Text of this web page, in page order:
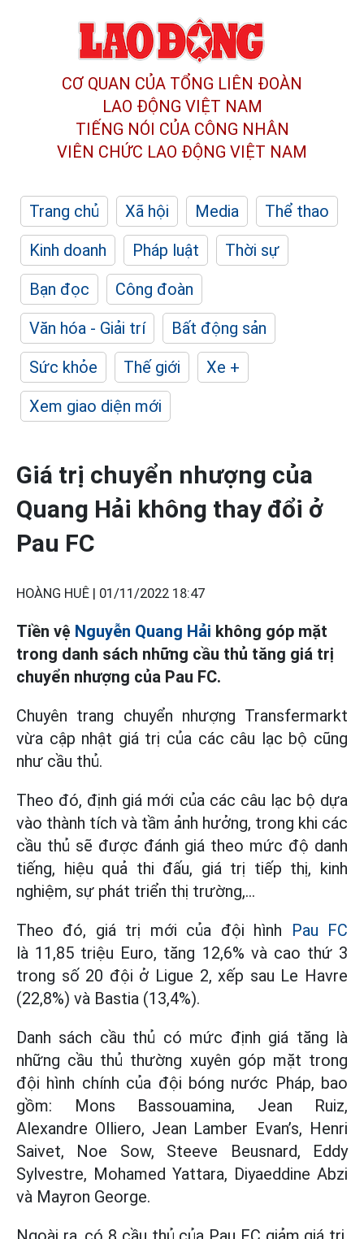
CƠ QUAN CỦA TỔNG LIÊN ĐOÀN
LAO ĐỘNG VIỆT NAM
TIẾNG NÓI CỦA CÔNG NHÂN
VIÊN CHỨC LAO ĐỘNG VIỆT NAM
Trang chủ Xã hội Media
Thể thao
Kinh doanh
Pháp luật
Thời sự
Bạn đọc
Công đoàn
Văn hóa - Giải trí
Bất động sản
Sức khỏe
Thế giới
Xe +
Xem giao diện mới
Giá trị chuyển nhượng của
Quang Hải không thay đổi ở
Pau FC
HOÀNG HUÊ | 01/11/2022 18:47
Tiền vệ Nguyễn Quang Hải không góp mặt
trong danh sách những cầu thủ tăng giá trị
chuyển nhượng của Pau FC.
Chuyên trang chuyển nhượng Transfermarkt
vừa cập nhật giá trị của các câu lạc bộ cũng
như cầu thủ.
Theo đó, định giá mới của các câu lạc bộ dựa
vào thành tích và tầm ảnh hưởng, trong khi các
cầu thủ sẽ được đánh giá theo mức độ danh
tiếng, hiệu quả thi đấu, giá trị tiếp thị, kinh
nghiệm, sự phát triển thị trường,...
Theo đó, giá trị mới của đội hình
Pau FC
là 11,85 triệu Euro, tăng 12,6% và cao thứ 3
trong số 20 đội ở Ligue 2, xếp sau Le Havre
(22,8%) và Bastia (13,4%).
Danh sách cầu thủ có mức định giá tăng là
những cầu thủ thường xuyên góp mặt trong
đội hình chính của đội bóng nước Pháp, bao
gồm: Mons Bassouamina, Jean Ruiz,
Alexandre Olliero, Jean Lamber Evan’s, Henri
Saivet, Noe Sow, Steeve Beusnard, Eddy
Sylvestre, Mohamed Yattara, Diyaeddine Abzi
và Mayron George.